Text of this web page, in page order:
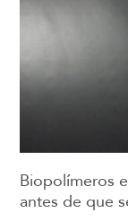
Biopolímeros
antes de que